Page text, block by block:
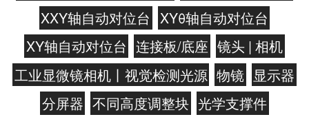
XXY轴自动对位台 XYθ轴自动对位台
XY轴自动对位台 连接板/底座 镜头 | 相机
工业显微镜相机丨视觉检测光源 物镜 显示器
分屏器 不同高度调整块 光学支撑件